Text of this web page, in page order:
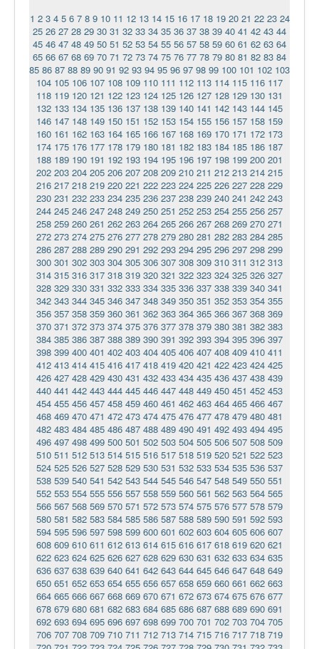
1 2 3 4 5 6 7 8 9 10 11 12 13 14 15 16 17 18 19 20 21 22 23 24
25 26 27 28 29 30 31 32 33 34 35 36 37 38 39 40 41 42 43 44
45 46 47 48 49 50 51 52 53 54 55 56 57 58 59 60 61 62 63 64
65 66 67 68 69 70 71 72 73 74 75 76 77 78 79 80 81 82 83 84
85 86 87 88 89 90 91 92 93 94 95 96 97 98 99 100 101 102 103
104 105 106 107 108 109 110 111 112 113 114 115 116 117
118 119 120 121 122 123 124 125 126 127 128 129 130 131
132 133 134 135 136 137 138 139 140 141 142 143 144 145
146 147 148 149 150 151 152 153 154 155 156 157 158 159
160 161 162 163 164 165 166 167 168 169 170 171 172 173
174 175 176 177 178 179 180 181 182 183 184 185 186 187
188 189 190 191 192 193 194 195 196 197 198 199 200 201
202 203 204 205 206 207 208 209 210 211 212 213 214 215
216 217 218 219 220 221 222 223 224 225 226 227 228 229
230 231 232 233 234 235 236 237 238 239 240 241 242 243
244 245 246 247 248 249 250 251 252 253 254 255 256 257
258 259 260 261 262 263 264 265 266 267 268 269 270 271
272 273 274 275 276 277 278 279 280 281 282 283 284 285
286 287 288 289 290 291 292 293 294 295 296 297 298 299
300 301 302 303 304 305 306 307 308 309 310 311 312 313
314 315 316 317 318 319 320 321 322 323 324 325 326 327
328 329 330 331 332 333 334 335 336 337 338 339 340 341
342 343 344 345 346 347 348 349 350 351 352 353 354 355
356 357 358 359 360 361 362 363 364 365 366 367 368 369
370 371 372 373 374 375 376 377 378 379 380 381 382 383
384 385 386 387 388 389 390 391 392 393 394 395 396 397
398 399 400 401 402 403 404 405 406 407 408 409 410 411
412 413 414 415 416 417 418 419 420 421 422 423 424 425
426 427 428 429 430 431 432 433 434 435 436 437 438 439
440 441 442 443 444 445 446 447 448 449 450 451 452 453
454 455 456 457 458 459 460 461 462 463 464 465 466 467
468 469 470 471 472 473 474 475 476 477 478 479 480 481
482 483 484 485 486 487 488 489 490 491 492 493 494 495
496 497 498 499 500 501 502 503 504 505 506 507 508 509
510 511 512 513 514 515 516 517 518 519 520 521 522 523
524 525 526 527 528 529 530 531 532 533 534 535 536 537
538 539 540 541 542 543 544 545 546 547 548 549 550 551
552 553 554 555 556 557 558 559 560 561 562 563 564 565
566 567 568 569 570 571 572 573 574 575 576 577 578 579
580 581 582 583 584 585 586 587 588 589 590 591 592 593
594 595 596 597 598 599 600 601 602 603 604 605 606 607
608 609 610 611 612 613 614 615 616 617 618 619 620 621
622 623 624 625 626 627 628 629 630 631 632 633 634 635
636 637 638 639 640 641 642 643 644 645 646 647 648 649
650 651 652 653 654 655 656 657 658 659 660 661 662 663
664 665 666 667 668 669 670 671 672 673 674 675 676 677
678 679 680 681 682 683 684 685 686 687 688 689 690 691
692 693 694 695 696 697 698 699 700 701 702 703 704 705
706 707 708 709 710 711 712 713 714 715 716 717 718 719